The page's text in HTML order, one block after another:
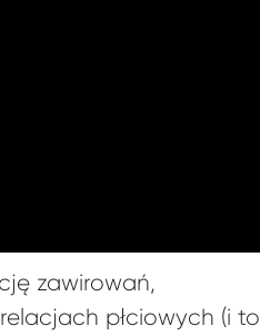
zawirowań,
płciowych (i to